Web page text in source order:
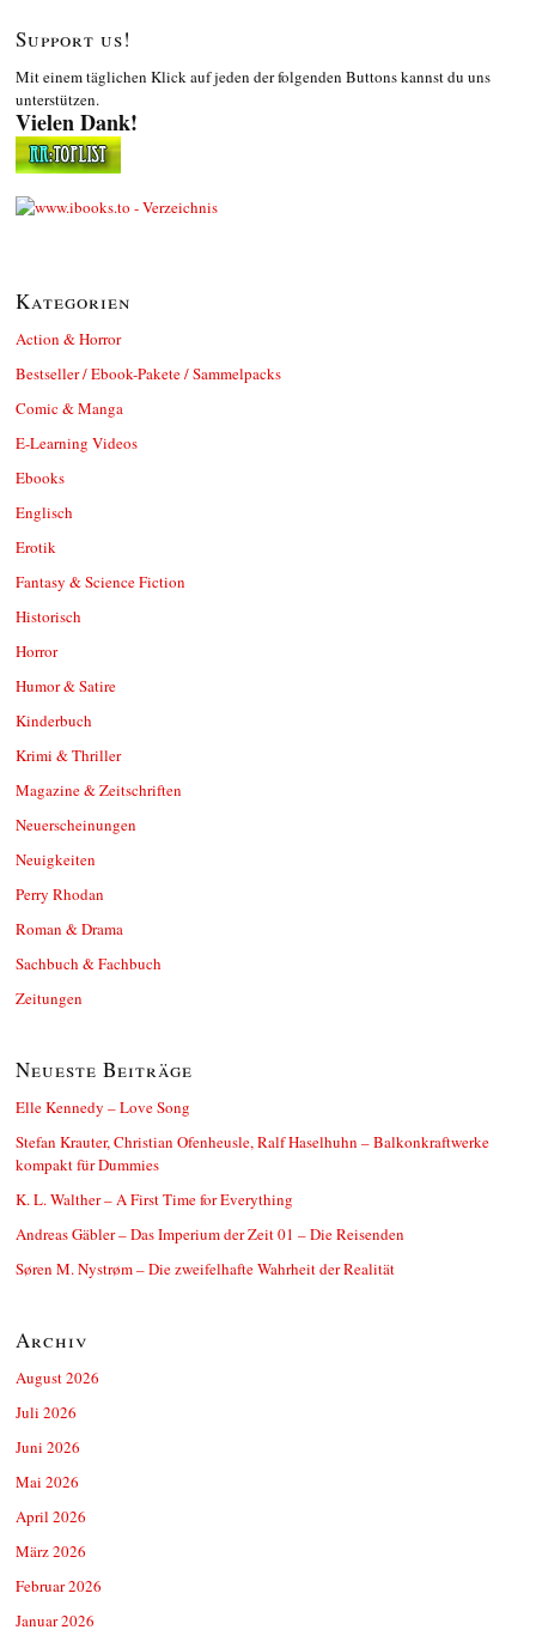
Support us!
Mit einem täglichen Klick auf jeden der folgenden Buttons kannst du uns
unterstützen.
Vielen Dank!
Kategorien
Action & Horror
Bestseller / Ebook-Pakete / Sammelpacks
Comic & Manga
E-Learning Videos
Ebooks
Englisch
Erotik
Fantasy & Science Fiction
Historisch
Horror
Humor & Satire
Kinderbuch
Krimi & Thriller
Magazine & Zeitschriften
Neuerscheinungen
Neuigkeiten
Perry Rhodan
Roman & Drama
Sachbuch & Fachbuch
Zeitungen
Neueste Beiträge
Elle Kennedy – Love Song
Stefan Krauter, Christian Ofenheusle, Ralf Haselhuhn – Balkonkraftwerke
kompakt für Dummies
K. L. Walther – A First Time for Everything
Andreas Gäbler – Das Imperium der Zeit 01 – Die Reisenden
Søren M. Nystrøm – Die zweifelhafte Wahrheit der Realität
Archiv
August 2026
Juli 2026
Juni 2026
Mai 2026
April 2026
März 2026
Februar 2026
Januar 2026